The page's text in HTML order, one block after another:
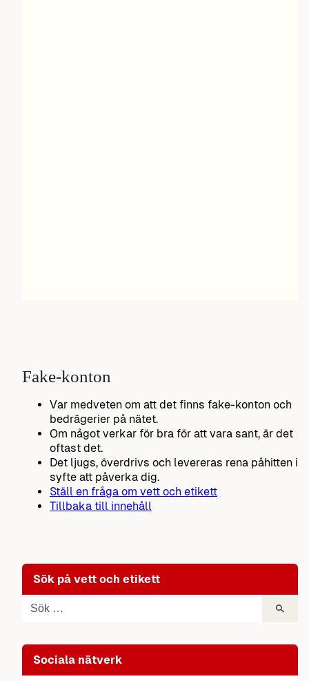
Sök på vett och etikett
Sociala nätverk
Fake-konton
Var medveten om att det finns fake-konton och
bedrägerier på nätet.
Om något verkar för bra för att vara sant, är det
oftast det.
Det ljugs, överdrivs och levereras rena påhitten i
syfte att påverka dig.
Ställ en fråga om vett och etikett
Tillbaka till innehåll